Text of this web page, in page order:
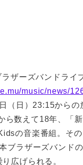
ザーズバンドライ
music/news/
（日）23:15からの
ら数えて18年、「
の音楽番組。そ
ブラザーズバンド
り広げられる。